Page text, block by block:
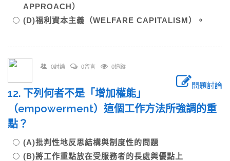
APPROACH）
(D)福利資本主義（WELFARE CAPITALISM）。
0討論 0留言 0追蹤
問題討論
12. 下列何者不是「增加權能」
（empowerment）這個工作方法所強調的重
點？
(A)批判性地反思結構與制度性的問題
(B)將工作重點放在受服務者的長處與優點上